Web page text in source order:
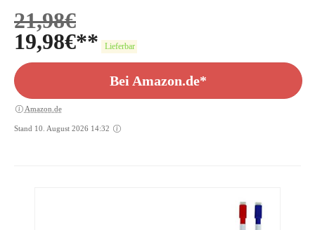
21,98€
19,98€ Lieferbar
Bei Amazon.de*
Amazon.de
Stand 10. August 2026 14:32